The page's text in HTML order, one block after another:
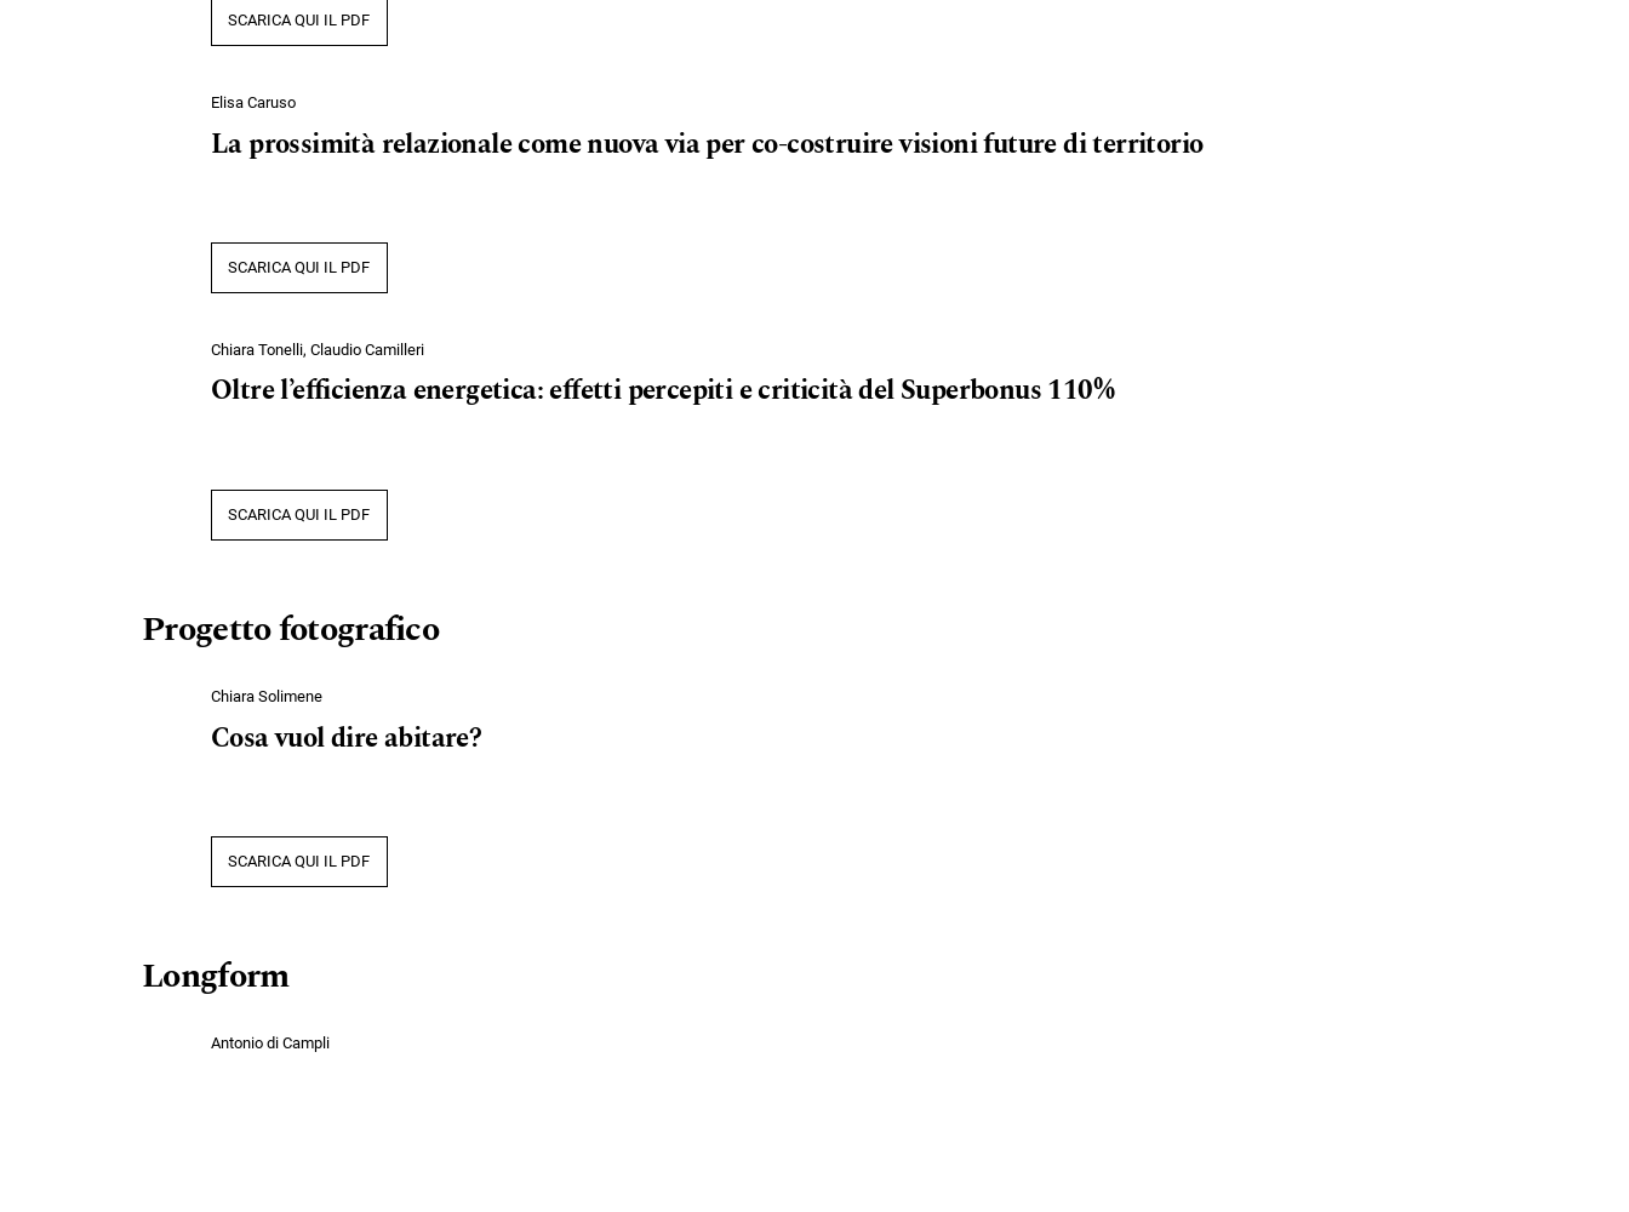
SCARICA QUI IL PDF
Elisa Caruso
La prossimità relazionale come nuova via per co-costruire visioni future di territorio
SCARICA QUI IL PDF
Chiara Tonelli, Claudio Camilleri
Oltre l’efficienza energetica: effetti percepiti e criticità del Superbonus 110%
SCARICA QUI IL PDF
Progetto fotografico
Chiara Solimene
Cosa vuol dire abitare?
SCARICA QUI IL PDF
Longform
Antonio di Campli